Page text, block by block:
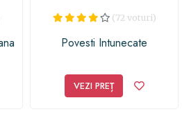
(72 voturi)
Povesti Intunecate
VEZI PREȚ